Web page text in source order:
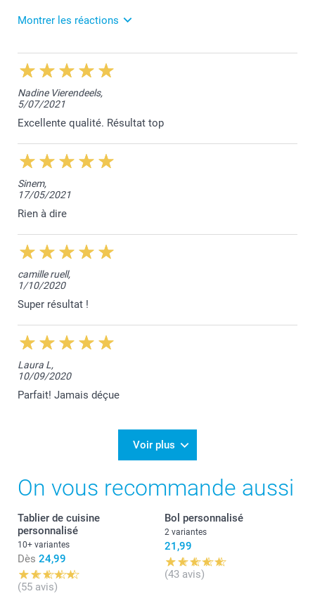
Montrer les réactions
16/06/2023
09:38
Bonjour Elodie,
Je vous remercie pour vos 5 étoiles.
Belle journée,
Lucie@smartphoto
Nadine Vierendeels,
5/07/2021
Excellente qualité. Résultat top
Sinem,
17/05/2021
Rien à dire
camille ruell,
1/10/2020
Super résultat !
Laura L,
10/09/2020
Parfait! Jamais déçue
Voir plus
On vous recommande aussi
Tablier de cuisine
personnalisé
10+ variantes
Dès 24,99
(55 avis)
Bol personnalisé
2 variantes
21,99
(43 avis)